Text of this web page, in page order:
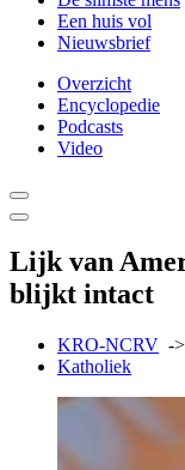
Een huis vol
Nieuwsbrief
Overzicht
Encyclopedie
Podcasts
Video
Lijk van
blijkt intact
KRO-NCRV ->
Katholiek